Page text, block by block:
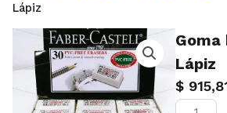
Lápiz
Goma
Lápiz
$
Goma